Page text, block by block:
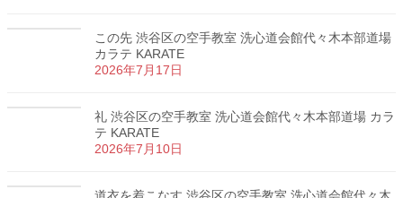
この先 渋谷区の空手教室 洗心道会館代々木本部道場
カラテ KARATE
2026年7月17日
礼 渋谷区の空手教室 洗心道会館代々木本部道場 カラ
テ KARATE
2026年7月10日